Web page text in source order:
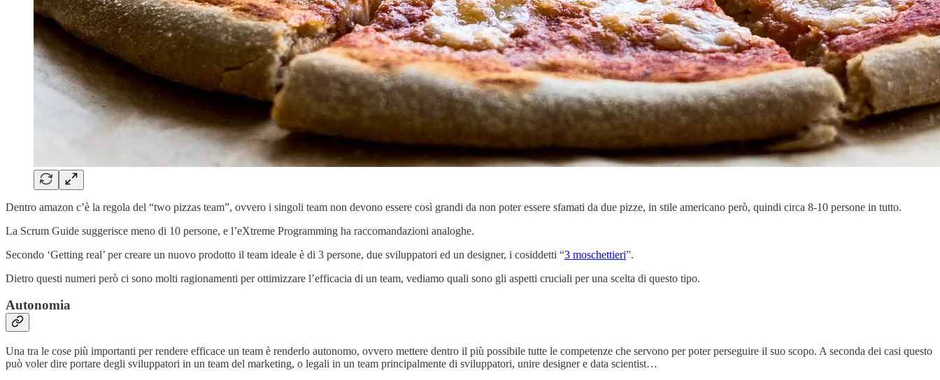
Dentro amazon c’è la regola del “two pizzas team”, ovvero i singoli team non devono essere così grandi da non poter essere sfamati da due pizze, in stile americano però, quindi circa 8-10 persone in tutto.
La Scrum Guide suggerisce meno di 10 persone, e l’eXtreme Programming ha raccomandazioni analoghe.
Secondo ‘Getting real’ per creare un nuovo prodotto il team ideale è di 3 persone, due sviluppatori ed un designer, i cosiddetti “3 moschettieri”.
Dietro questi numeri però ci sono molti ragionamenti per ottimizzare l’efficacia di un team, vediamo quali sono gli aspetti cruciali per una scelta di questo tipo.
Autonomia
Una tra le cose più importanti per rendere efficace un team è renderlo autonomo, ovvero mettere dentro il più possibile tutte le competenze che servono per poter perseguire il suo scopo. A seconda dei casi questo
può voler dire portare degli sviluppatori in un team del marketing, o legali in un team principalmente di sviluppatori, unire designer e data scientist…